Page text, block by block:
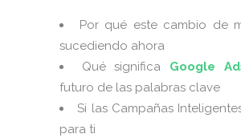
Por qué este cambio de
sucediendo ahora
Qué significa Google
futuro de las palabras clave
Si las Campañas
para ti